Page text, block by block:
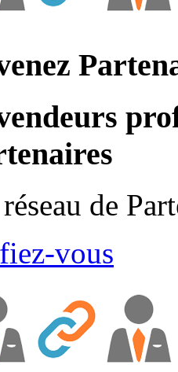
de
vous